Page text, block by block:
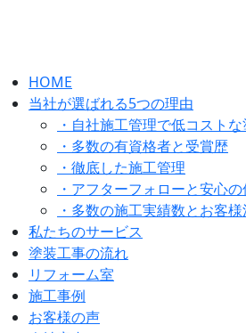
HOME
当社が選ばれる5つの理由
・自社施工管理で低コスト
・多数の有資格者と受賞歴
・徹底した施工管理
・アフターフォローと安心
・多数の施工実績数とお客
私たちのサービス
塗装工事の流れ
リフォーム室
施工事例
お客様の声